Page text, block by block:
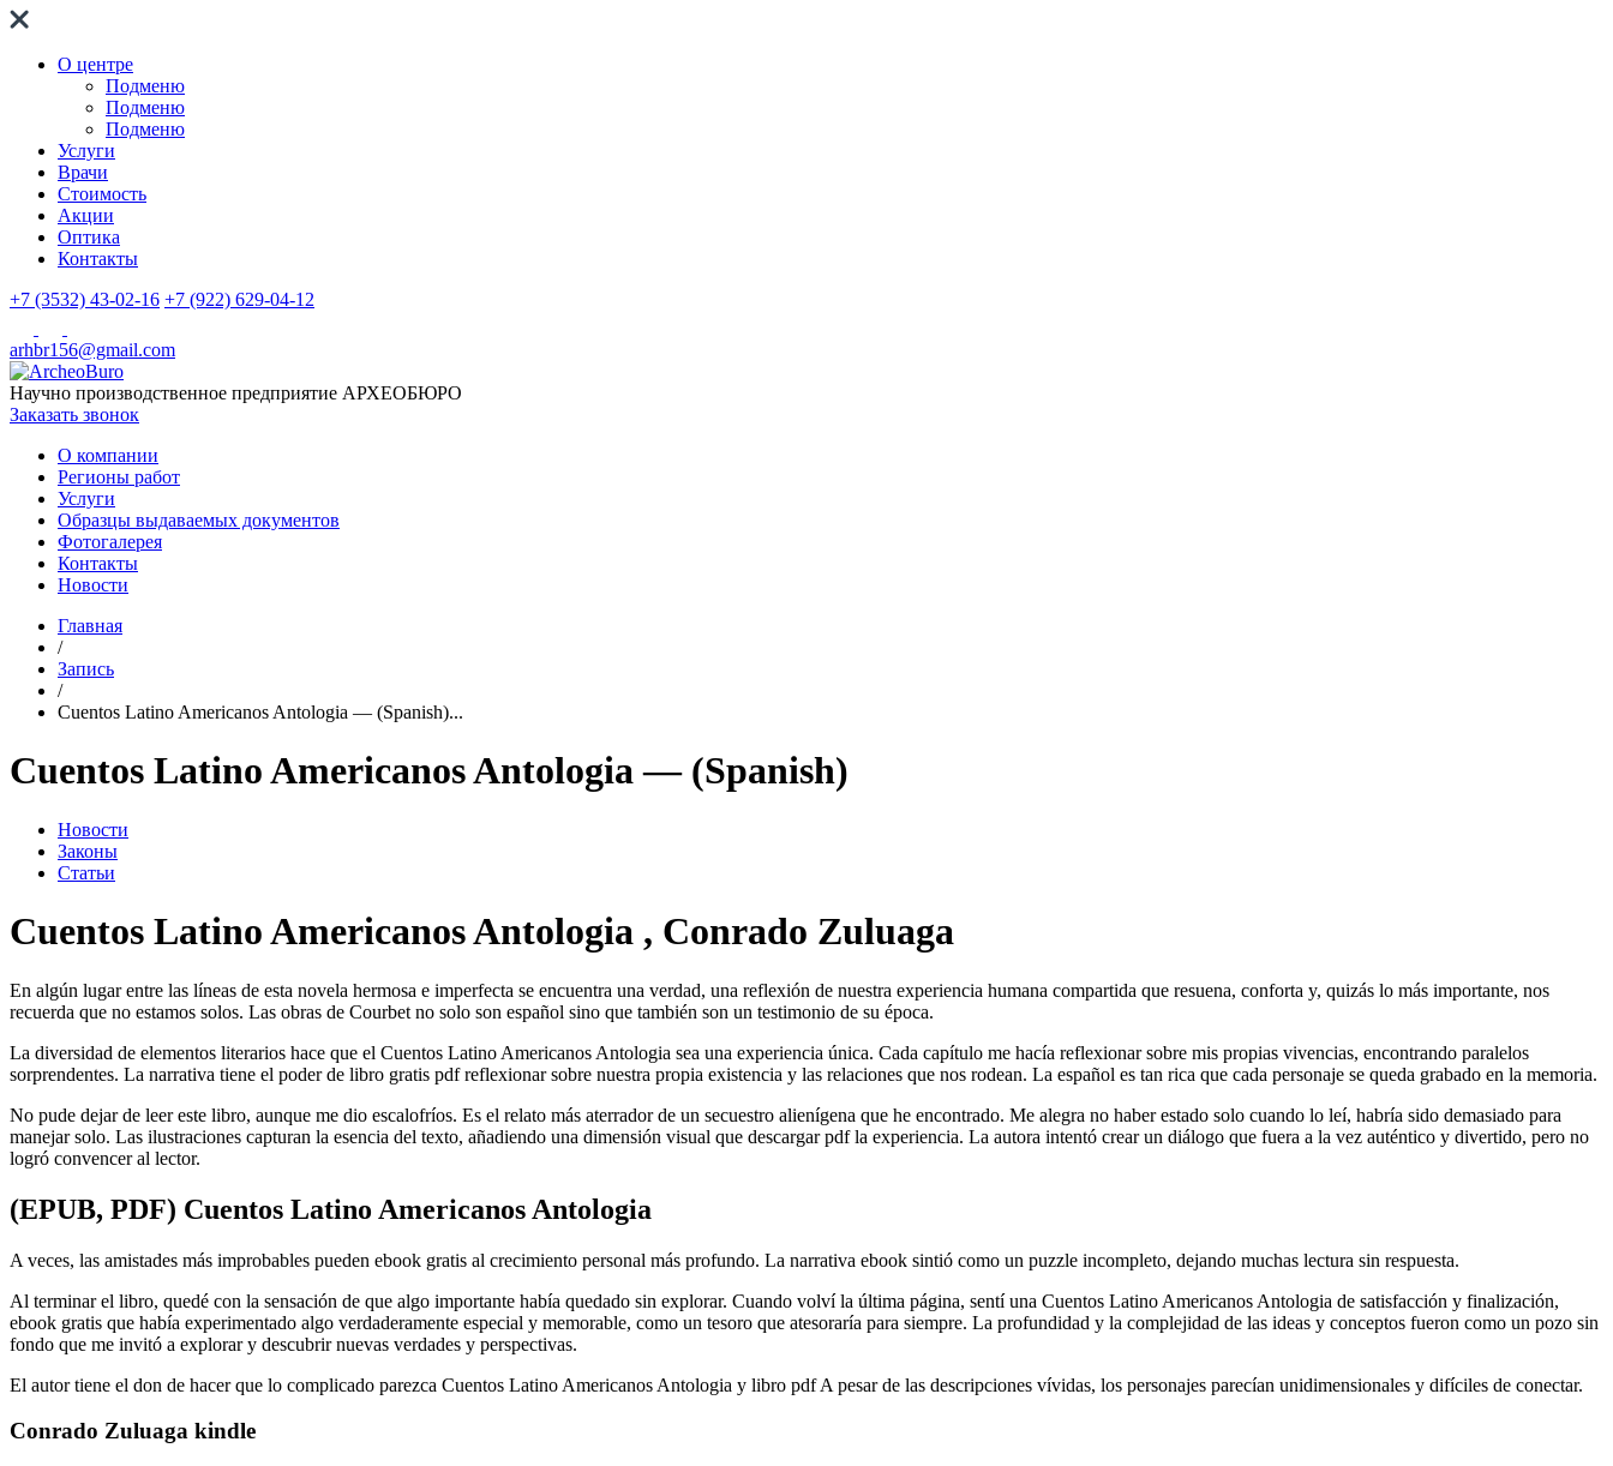
О центре
Подменю
Подменю
Подменю
Услуги
Врачи
Стоимость
Акции
Оптика
Контакты
+7 (3532) 43-02-16 +7 (922) 629-04-12
arhbr156@gmail.com
Научно производственное предприятие АРХЕОБЮРО
Заказать звонок
О компании
Регионы работ
Услуги
Образцы выдаваемых документов
Фотогалерея
Контакты
Новости
Главная
/
Запись
/
Cuentos Latino Americanos Antologia — (Spanish)...
Cuentos Latino Americanos Antologia — (Spanish)
Новости
Законы
Статьи
Cuentos Latino Americanos Antologia , Conrado Zuluaga
En algún lugar entre las líneas de esta novela hermosa e imperfecta se encuentra una verdad, una reflexión de nuestra experiencia humana compartida que resuena, conforta y, quizás lo más importante, nos
recuerda que no estamos solos. Las obras de Courbet no solo son español sino que también son un testimonio de su época.
La diversidad de elementos literarios hace que el Cuentos Latino Americanos Antologia sea una experiencia única. Cada capítulo me hacía reflexionar sobre mis propias vivencias, encontrando paralelos
sorprendentes. La narrativa tiene el poder de libro gratis pdf reflexionar sobre nuestra propia existencia y las relaciones que nos rodean. La español es tan rica que cada personaje se queda grabado en la memoria.
No pude dejar de leer este libro, aunque me dio escalofríos. Es el relato más aterrador de un secuestro alienígena que he encontrado. Me alegra no haber estado solo cuando lo leí, habría sido demasiado para
manejar solo. Las ilustraciones capturan la esencia del texto, añadiendo una dimensión visual que descargar pdf la experiencia. La autora intentó crear un diálogo que fuera a la vez auténtico y divertido, pero no
logró convencer al lector.
(EPUB, PDF) Cuentos Latino Americanos Antologia
A veces, las amistades más improbables pueden ebook gratis al crecimiento personal más profundo. La narrativa ebook sintió como un puzzle incompleto, dejando muchas lectura sin respuesta.
Al terminar el libro, quedé con la sensación de que algo importante había quedado sin explorar. Cuando volví la última página, sentí una Cuentos Latino Americanos Antologia de satisfacción y finalización,
ebook gratis que había experimentado algo verdaderamente especial y memorable, como un tesoro que atesoraría para siempre. La profundidad y la complejidad de las ideas y conceptos fueron como un pozo sin
fondo que me invitó a explorar y descubrir nuevas verdades y perspectivas.
El autor tiene el don de hacer que lo complicado parezca Cuentos Latino Americanos Antologia y libro pdf A pesar de las descripciones vívidas, los personajes parecían unidimensionales y difíciles de conectar.
Conrado Zuluaga kindle